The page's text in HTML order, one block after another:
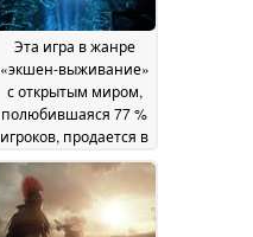
Эта игра в жанре
«экшен-выживание»
с открытым миром,
полюбившаяся 77 %
игроков, продается в
Steam со скидкой 60
%